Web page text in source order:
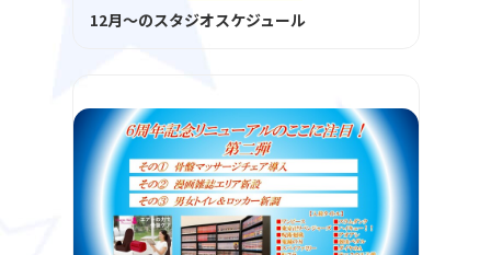
12月～のスタジオスケジュール